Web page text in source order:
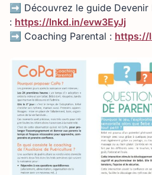
➡️ Découvrez le guide Devenir
: https://lnkd.in/evw3EyJj
➡️ Coaching Parental : https://